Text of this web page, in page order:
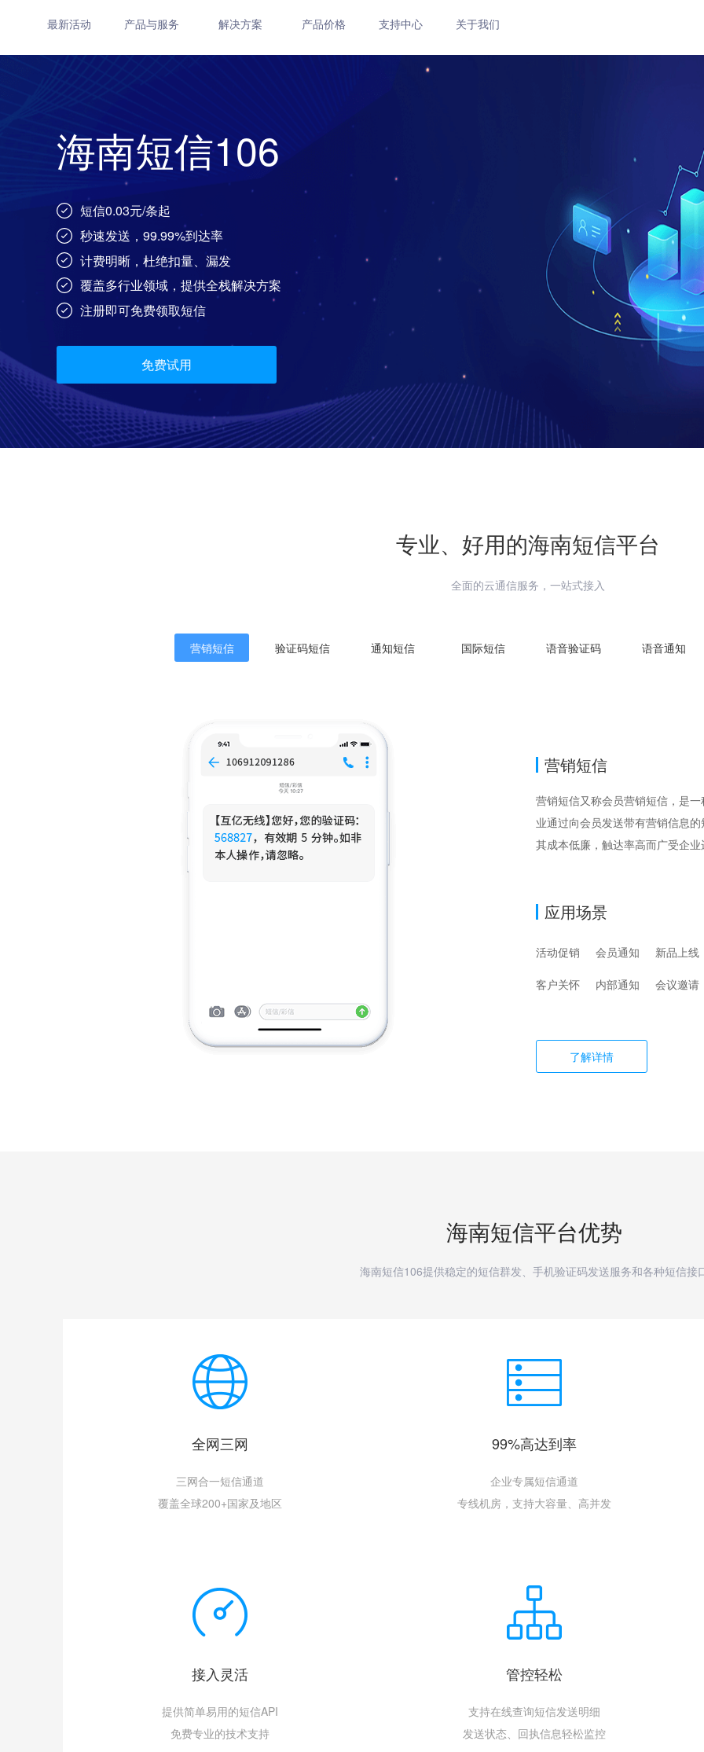
最新活动 产品与服务 解决方案 产品价格 支持中心 关于我们
海南短信106
短信0.03元/条起
秒速发送，99.99%到达率
计费明晰，杜绝扣量、漏发
覆盖多行业领域，提供全栈解决方案
注册即可免费领取短信
免费试用
专业、好用的海南短信平台
全面的云通信服务，一站式接入
营销短信 验证码短信 通知短信 国际短信 语音验证码 语音通知
营销短信
营销短信又称会员营销短信，是
业通过向会员发送带有营销信息
其成本低廉，触达率高而广受企
应用场景
活动促销 会员通知 新品上线
客户关怀 内部通知 会议邀请
了解详情
海南短信平台优势
海南短信106提供稳定的短信群发、手机验证码发送服务和各种短信接
全网三网
三网合一短信通道
覆盖全球200+国家及地区
99%高达到率
企业专属短信通道
专线机房，支持大容量、高并发
接入灵活
提供简单易用的短信API
免费专业的技术支持
管控轻松
支持在线查询短信发送明细
发送状态、回执信息轻松监控